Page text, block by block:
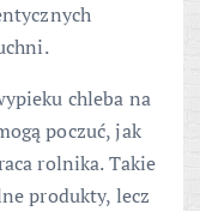
chleba na
poczuć, jak
rolnika. Takie
produkty, lecz